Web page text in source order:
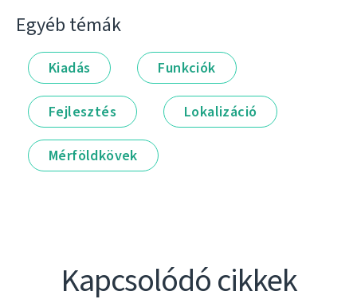
Egyéb témák
Kiadás Funkciók
Fejlesztés Lokalizáció
Mérföldkövek
Kapcsolódó cikkek